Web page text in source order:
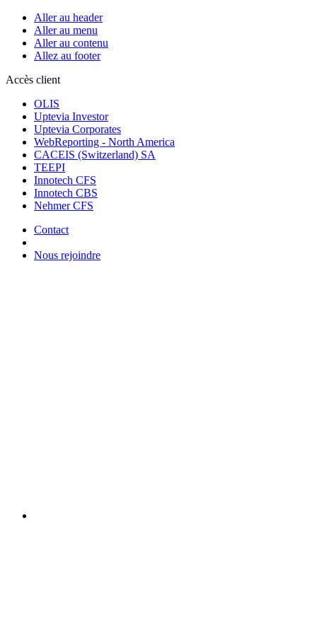
Aller au header
Aller au menu
Aller au contenu
Allez au footer
Accès client
OLIS
Uptevia Investor
Uptevia Corporates
WebReporting - North America
CACEIS (Switzerland) SA
TEEPI
Innotech CFS
Innotech CBS
Nehmer CFS
Contact
Nous rejoindre